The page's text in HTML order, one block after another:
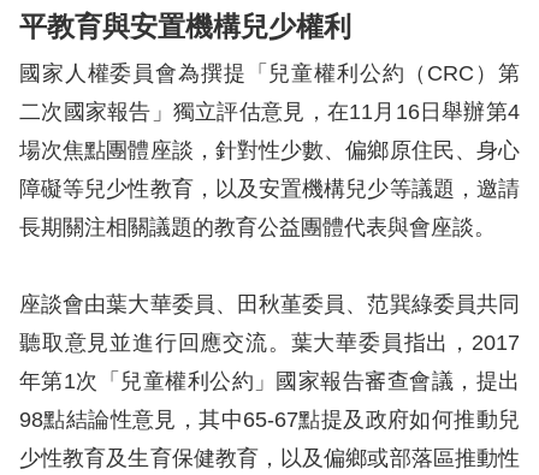
關
於
本
會
新
息
人
權
業
務
平教育與安置機構兒少權利
國家人權委員會為撰提「兒童權利公約（CRC）第
二次國家報告」獨立評估意見，在11月16日舉辦第4
場次焦點團體座談，針對性少數、偏鄉原住民、身心
障礙等兒少性教育，以及安置機構兒少等議題，邀請
長期關注相關議題的教育公益團體代表與會座談。
座談會由葉大華委員、田秋堇委員、范巽綠委員共同
聽取意見並進行回應交流。葉大華委員指出，2017
年第1次「兒童權利公約」國家報告審查會議，提出
98點結論性意見，其中65-67點提及政府如何推動兒
少性教育及生育保健教育，以及偏鄉或部落區推動性